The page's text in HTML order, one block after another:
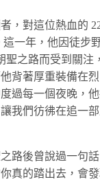
，對這位熱血的
一年，他因徒步
聖之路而受到關注
他背著厚重裝備在
過每一個夜晚，
我們彷彿在追一
路後曾說過一句
真的踏出去，會